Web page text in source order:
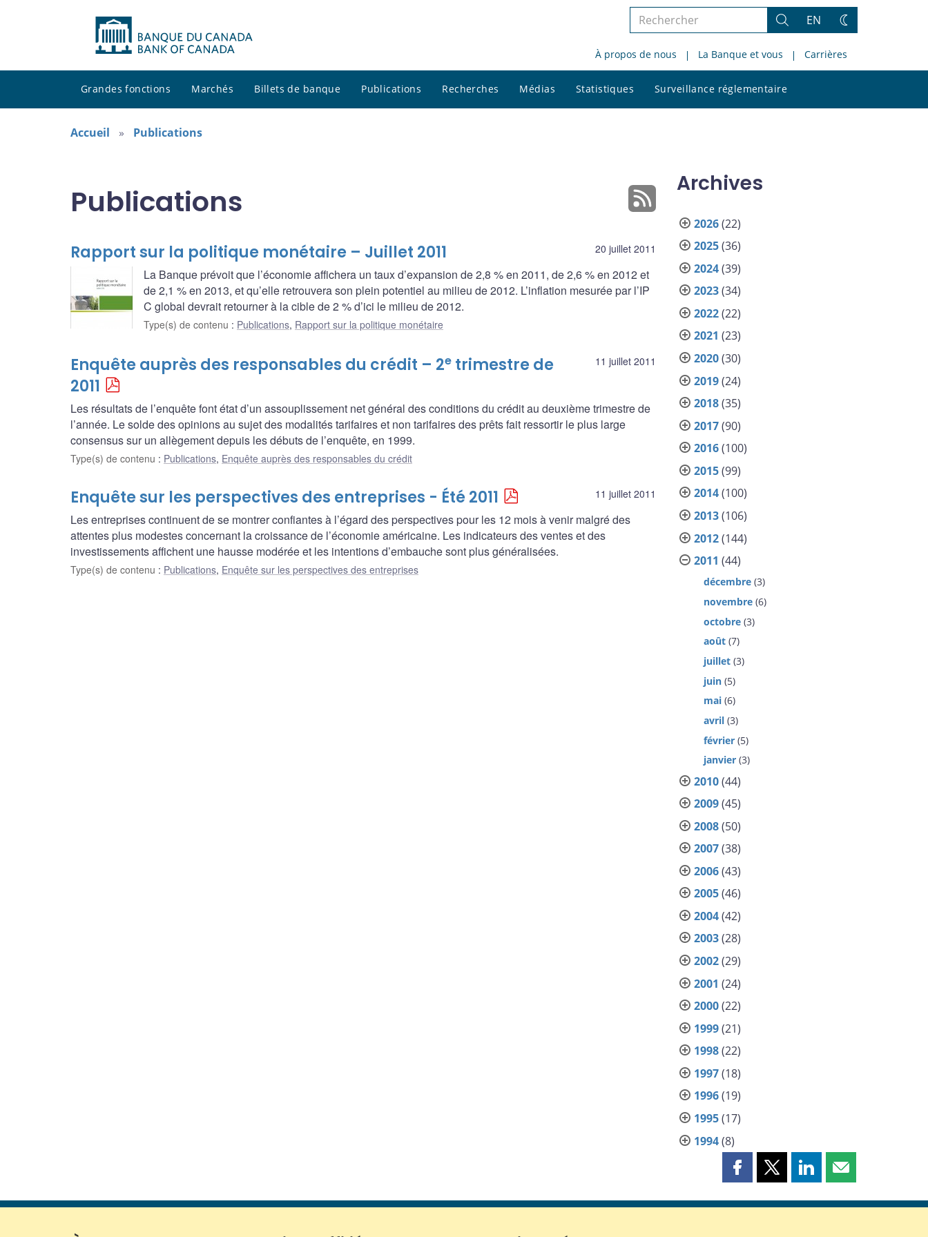
Rechercher
le
site
Rechercher
EN
Changez
thème
À propos de nous La Banque et vous Carrières
Grandes fonctions Marchés Billets de banque Publications Recherches Médias Statistiques Surveillance réglementaire
le
Accueil Publications
Publications
20 juillet 2011
Rapport sur la politique monétaire – Juillet 2011
La Banque prévoit que l’économie affichera un taux d’expansion de 2,8 % en 2011, de 2,6 % en 2012 et
de 2,1 % en 2013, et qu’elle retrouvera son plein potentiel au milieu de 2012. L’inflation mesurée par l’IP
C global devrait retourner à la cible de 2 % d’ici le milieu de 2012.
Type(s) de contenu : Publications, Rapport sur la politique monétaire
11 juillet 2011
Enquête auprès des responsables du crédit – 2e trimestre de
2011
Les résultats de l’enquête font état d’un assouplissement net général des conditions du crédit au deuxième trimestre de
l’année. Le solde des opinions au sujet des modalités tarifaires et non tarifaires des prêts fait ressortir le plus large
consensus sur un allègement depuis les débuts de l’enquête, en 1999.
Type(s) de contenu : Publications, Enquête auprès des responsables du crédit
11 juillet 2011
Enquête sur les perspectives des entreprises - Été 2011
Les entreprises continuent de se montrer confiantes à l’égard des perspectives pour les 12 mois à venir malgré des
attentes plus modestes concernant la croissance de l’économie américaine. Les indicateurs des ventes et des
investissements affichent une hausse modérée et les intentions d’embauche sont plus généralisées.
Type(s) de contenu : Publications, Enquête sur les perspectives des entreprises
Archives
2026(22)
2025(36)
2024(39)
2023(34)
2022(22)
2021 (23)
2020(30)
2019(24)
2018(35)
2017(90)
2016(100)
2015(99)
2014(100)
2013(106)
2012(144)
2011 (44)
décembre (3)
novembre (6)
octobre (3)
août (7)
juillet (3)
juin (5)
mai (6)
avril (3)
février (5)
janvier (3)
2010(44)
2009(45)
2008(50)
2007(38)
2006(43)
2005(46)
2004(42)
2003(28)
2002(29)
2001 (24)
2000(22)
1999(21)
1998(22)
1997(18)
1996(19)
1995(17)
1994(8)
Partager
page
Partager
page
Partager
page
Partager
page